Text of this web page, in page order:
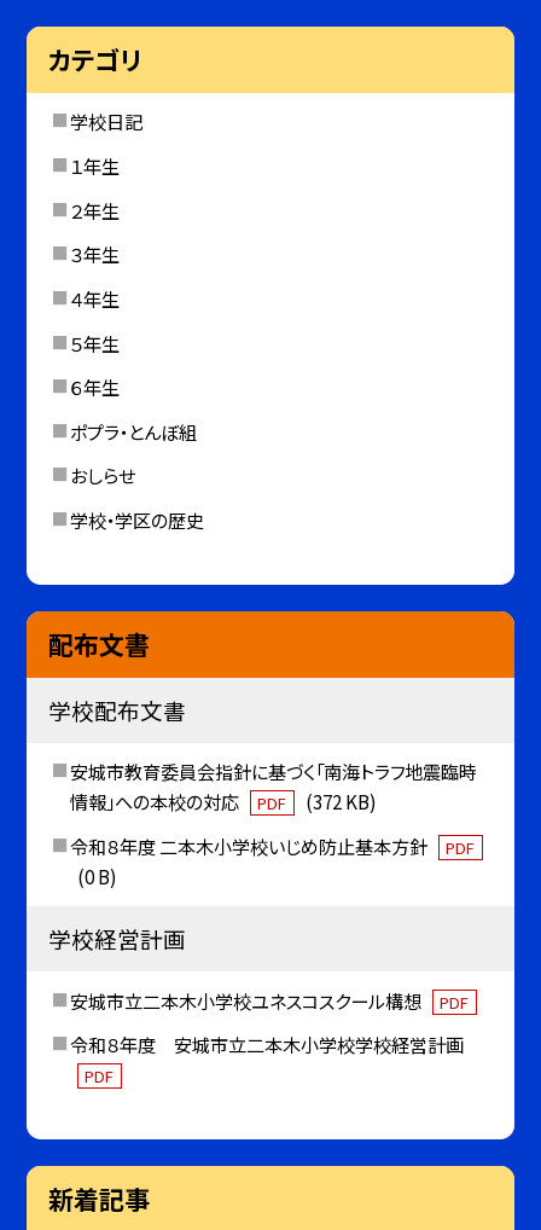
カテゴリ
学校日記
１年生
２年生
３年生
４年生
５年生
６年生
ポプラ・とんぼ組
おしらせ
学校・学区の歴史
配布文書
学校配布文書
安城市教育委員会指針に基づく「南海トラフ地震臨時
情報」への本校の対応
PDF
(372 KB)
令和８年度 二本木小学校いじめ防止基本方針
PDF
(0 B)
学校経営計画
安城市立二本木小学校ユネスコスクール構想 PDF
令和８年度 安城市立二本木小学校学校経営計画
PDF
新着記事